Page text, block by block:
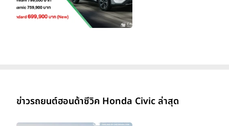
ข่าวรถยนต์ฮอนด้าซีวิค Honda Civic ล่าสุด